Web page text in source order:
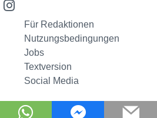
Für Redaktionen
Nutzungsbedingungen
Jobs
Textversion
Social Media